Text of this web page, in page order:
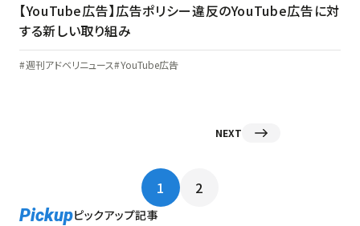
【YouTube広告】広告ポリシー違反のYouTube広告に対
する新しい取り組み
週刊アドベリニュース YouTube広告
1 2
NEXT
Pickupピックアップ記事